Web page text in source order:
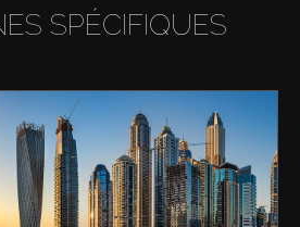
SPÉCIFIQUES